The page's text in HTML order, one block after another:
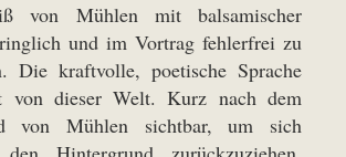
von Mühlen mit balsamischer
und im Vortrag fehlerfrei zu
Die kraftvolle, poetische Sprache
von dieser Welt. Kurz nach dem
von Mühlen sichtbar, um sich